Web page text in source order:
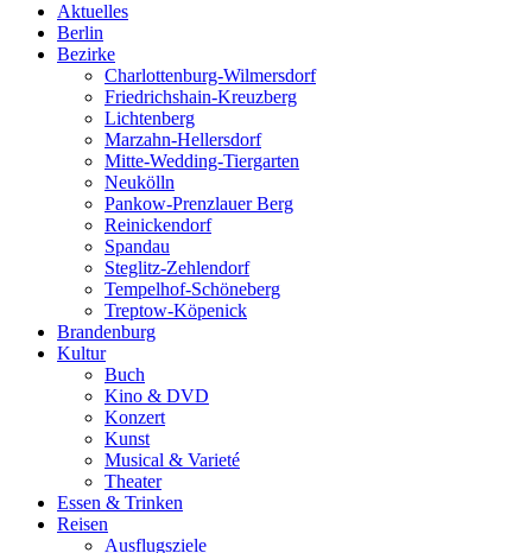
Aktuelles
Berlin
Bezirke
Charlottenburg-Wilmersdorf
Friedrichshain-Kreuzberg
Lichtenberg
Marzahn-Hellersdorf
Mitte-Wedding-Tiergarten
Neukölln
Pankow-Prenzlauer Berg
Reinickendorf
Spandau
Steglitz-Zehlendorf
Tempelhof-Schöneberg
Treptow-Köpenick
Brandenburg
Kultur
Buch
Kino & DVD
Konzert
Kunst
Musical & Varieté
Theater
Essen & Trinken
Reisen
Ausflugsziele